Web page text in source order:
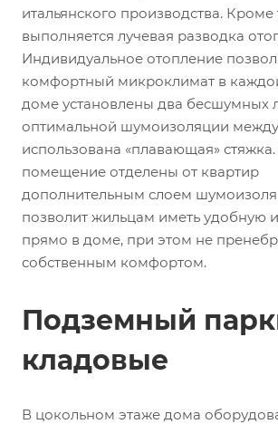
итальянского производства. Кроме
выполняется лучевая разводка
Индивидуальное отопление
комфортный микроклимат в
доме установлены два бесшумных
оптимальной шумоизоляции
использована «плавающая»
помещение отделены от квартир
дополнительным слоем
позволит жильцам иметь удобную
прямо в доме, при этом не
собственным комфортом.
Подземный
кладовые
В цокольном этаже дома